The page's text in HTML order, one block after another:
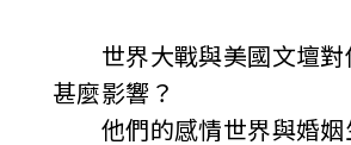
世界大戰與美國文壇對
甚麼影響？
他們的感情世界與婚姻